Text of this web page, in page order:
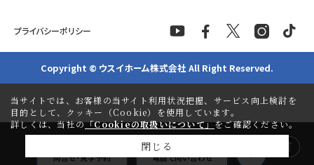
問合せ・見学予約 電話で問い合わせ
プライバシーポリシー
Copyright © ウスイホーム株式会社 All Right Reserved.
当サイトでは、お客様の当サイト利用状況把握、サービス向上検討を
目的として、クッキー（Cookie）を使用しています。
詳しくは、当社の「Cookieの取扱いについて」をご確認ください。
閉じる